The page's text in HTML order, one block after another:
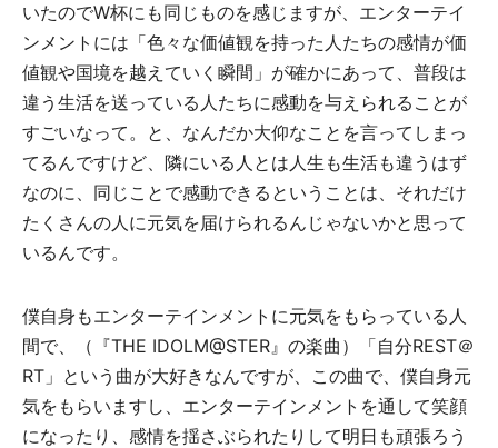
いたのでW杯にも同じものを感じますが、エンターテイ
ンメントには「色々な価値観を持った人たちの感情が価
値観や国境を越えていく瞬間」が確かにあって、普段は
違う生活を送っている人たちに感動を与えられることが
すごいなって。と、なんだか大仰なことを言ってしまっ
てるんですけど、隣にいる人とは人生も生活も違うはず
なのに、同じことで感動できるということは、それだけ
たくさんの人に元気を届けられるんじゃないかと思って
いるんです。
僕自身もエンターテインメントに元気をもらっている人
間で、（『THE IDOLM@STER』の楽曲）「自分REST＠
RT」という曲が大好きなんですが、この曲で、僕自身元
気をもらいますし、エンターテインメントを通して笑顔
になったり、感情を揺さぶられたりして明日も頑張ろう